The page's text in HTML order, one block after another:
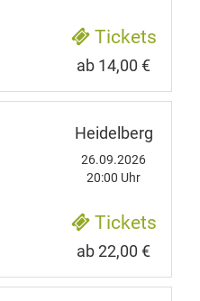
Tickets
ab 14,00 €
Heidelberg
26.09.2026
20:00 Uhr
Tickets
ab 22,00 €